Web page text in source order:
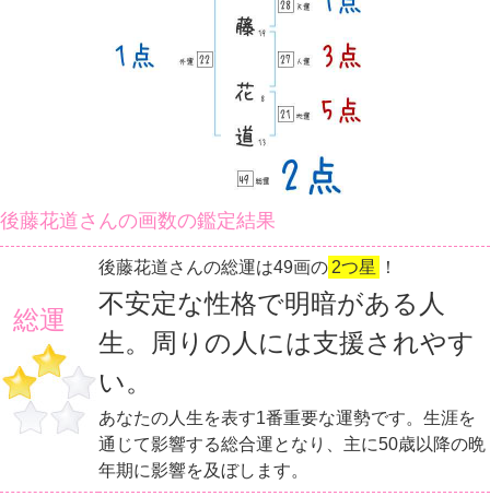
後藤花道さんの画数の鑑定結果
総運
後藤花道さんの総運は49画の 2つ星 ！
不安定な性格で明暗がある人
生。周りの人には支援されやす
い。
あなたの人生を表す1番重要な運勢です。生涯を
通じて影響する総合運となり、主に50歳以降の晩
年期に影響を及ぼします。